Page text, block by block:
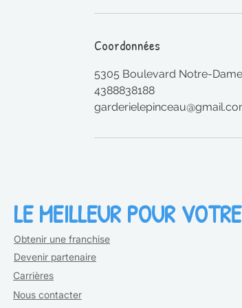
Coordonnées
5305 Boulevard Notre-
4388838188
LE MEILLEUR POUR
Obtenir une franchise
Devenir partenaire
Carrières
Nous contacter